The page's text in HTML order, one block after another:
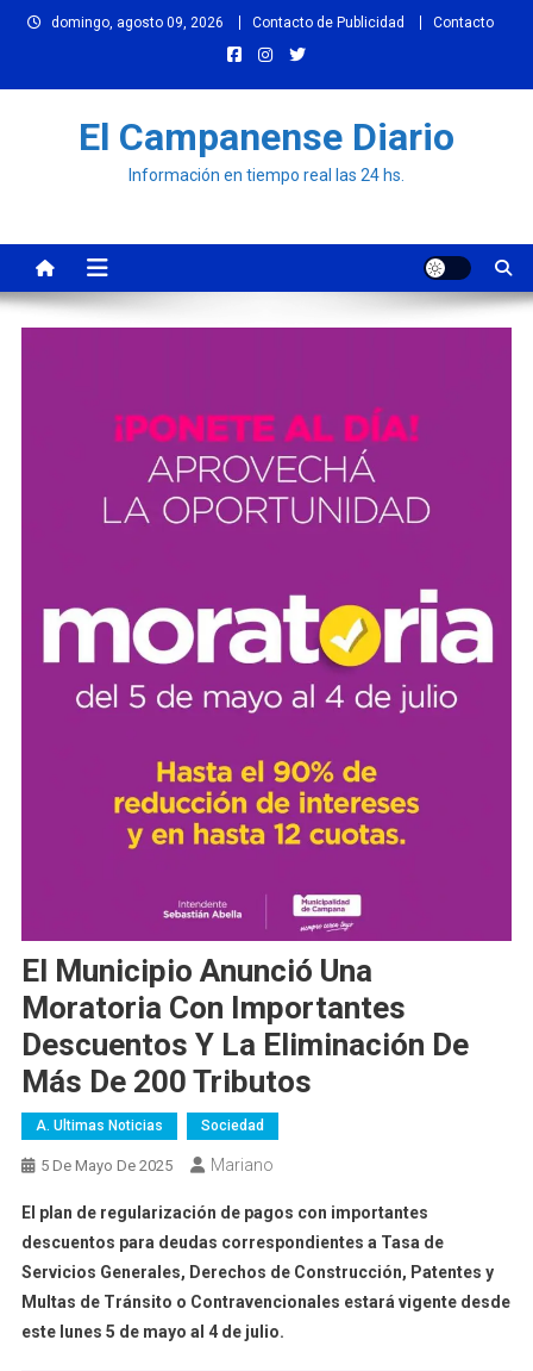
Skip
domingo, agosto 09, 2026 Contacto de Publicidad Contacto
El Campanense Diario
Información en tiempo real las 24 hs.
El Municipio Anunció Una
Moratoria Con Importantes
Descuentos Y La Eliminación De
Más De 200 Tributos
A. Ultimas Noticias Sociedad
5 De Mayo De 2025 Mariano
El plan de regularización de pagos con importantes
descuentos para deudas correspondientes a Tasa de
Servicios Generales, Derechos de Construcción, Patentes y
Multas de Tránsito o Contravencionales estará vigente desde
este lunes 5 de mayo al 4 de julio.